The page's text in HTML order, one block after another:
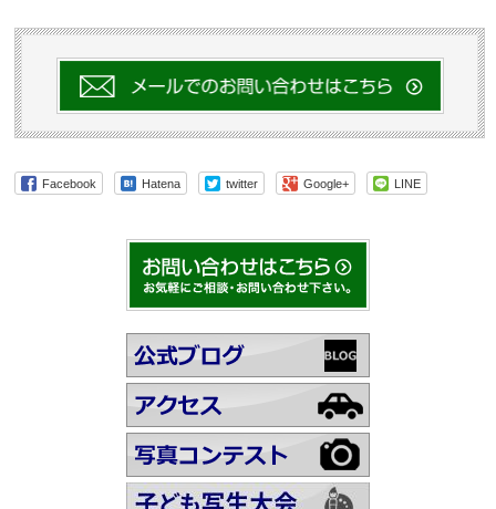
Facebook Hatena twitter Google+ LINE